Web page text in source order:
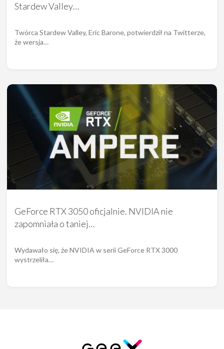
Stardew Valley…
Twórca Stardew Valley, Eric Barone, potwierdził na Twitterze,
że wersja…
GeForce RTX 3050 oficjalnie. NVIDIA nie
zapomniała o taniej…
Wydawało się, że NVIDIA w serii GeForce RTX 3000
wystrzeliła…